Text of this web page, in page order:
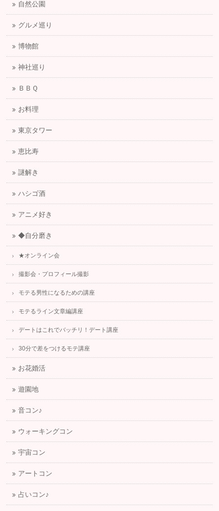
自然公園
グルメ巡り
博物館
神社巡り
ＢＢＱ
お料理
東京タワー
恵比寿
謎解き
ハシゴ酒
アニメ好き
◆自分磨き
★オンライン会
撮影会・プロフィール撮影
モテる男性になるための講座
モテるライン文章編講座
デートはこれでバッチリ！デート講座
30分で差をつけるモテ講座
お花婚活
遊園地
音コン♪
ウォーキングコン
宇宙コン
アートコン
占いコン♪